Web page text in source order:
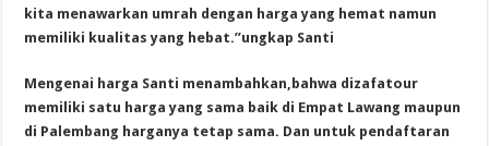
kita menawarkan umrah dengan harga yang hemat namun
memiliki kualitas yang hebat.”ungkap Santi
Mengenai harga Santi menambahkan,bahwa dizafatour
memiliki satu harga yang sama baik di Empat Lawang maupun
di Palembang harganya tetap sama. Dan untuk pendaftaran